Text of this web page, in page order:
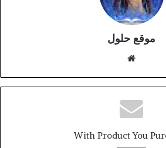
موقع حلول
With Product You